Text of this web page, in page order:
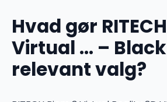
Hvad gør
Virtual … –
relevant valg?